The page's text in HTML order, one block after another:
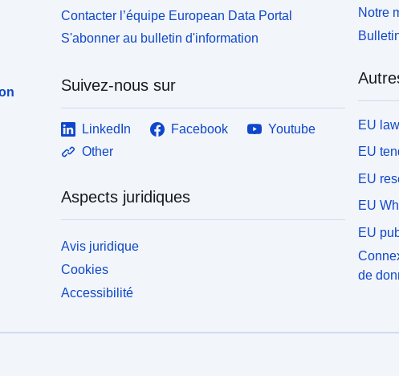
Contacter l’équipe European Data Portal
S'abonner au bulletin d'information
Suivez-nous sur
LinkedIn Facebook
Youtube
Other
Aspects juridiques
Avis juridique
Cookies
Accessibilité
Notre
EU law
EU
EU
EU
EU
de